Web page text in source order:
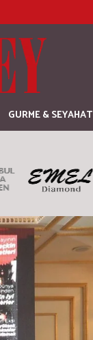
GURME & SEYAHAT